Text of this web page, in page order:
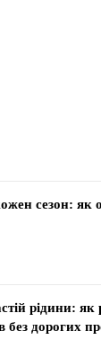
сезон: як
рідини: як
без дорогих